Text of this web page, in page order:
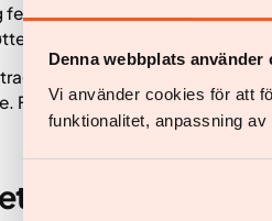
Denna webbplats använder
Vi använder cookies för att
funktionalitet, anpassning
men de erstatter ikke
til livsstilsændringer.
digitale redskaber –
Fokus er altid på personlig,
smartwatch i